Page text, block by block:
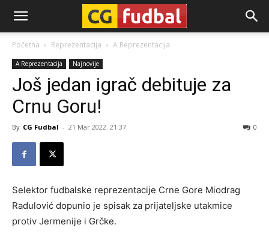
CG-
Fudbal
Početna Reprezentacija A Reprezentacija
A Reprezentacija Najnovije
Još jedan igrač debituje za
Crnu Goru!
By CG Fudbal - 21 Mar 2022. 21:37 0
Selektor fudbalske reprezentacije Crne Gore Miodrag
Radulović dopunio je spisak za prijateljske utakmice
protiv Jermenije i Grčke.